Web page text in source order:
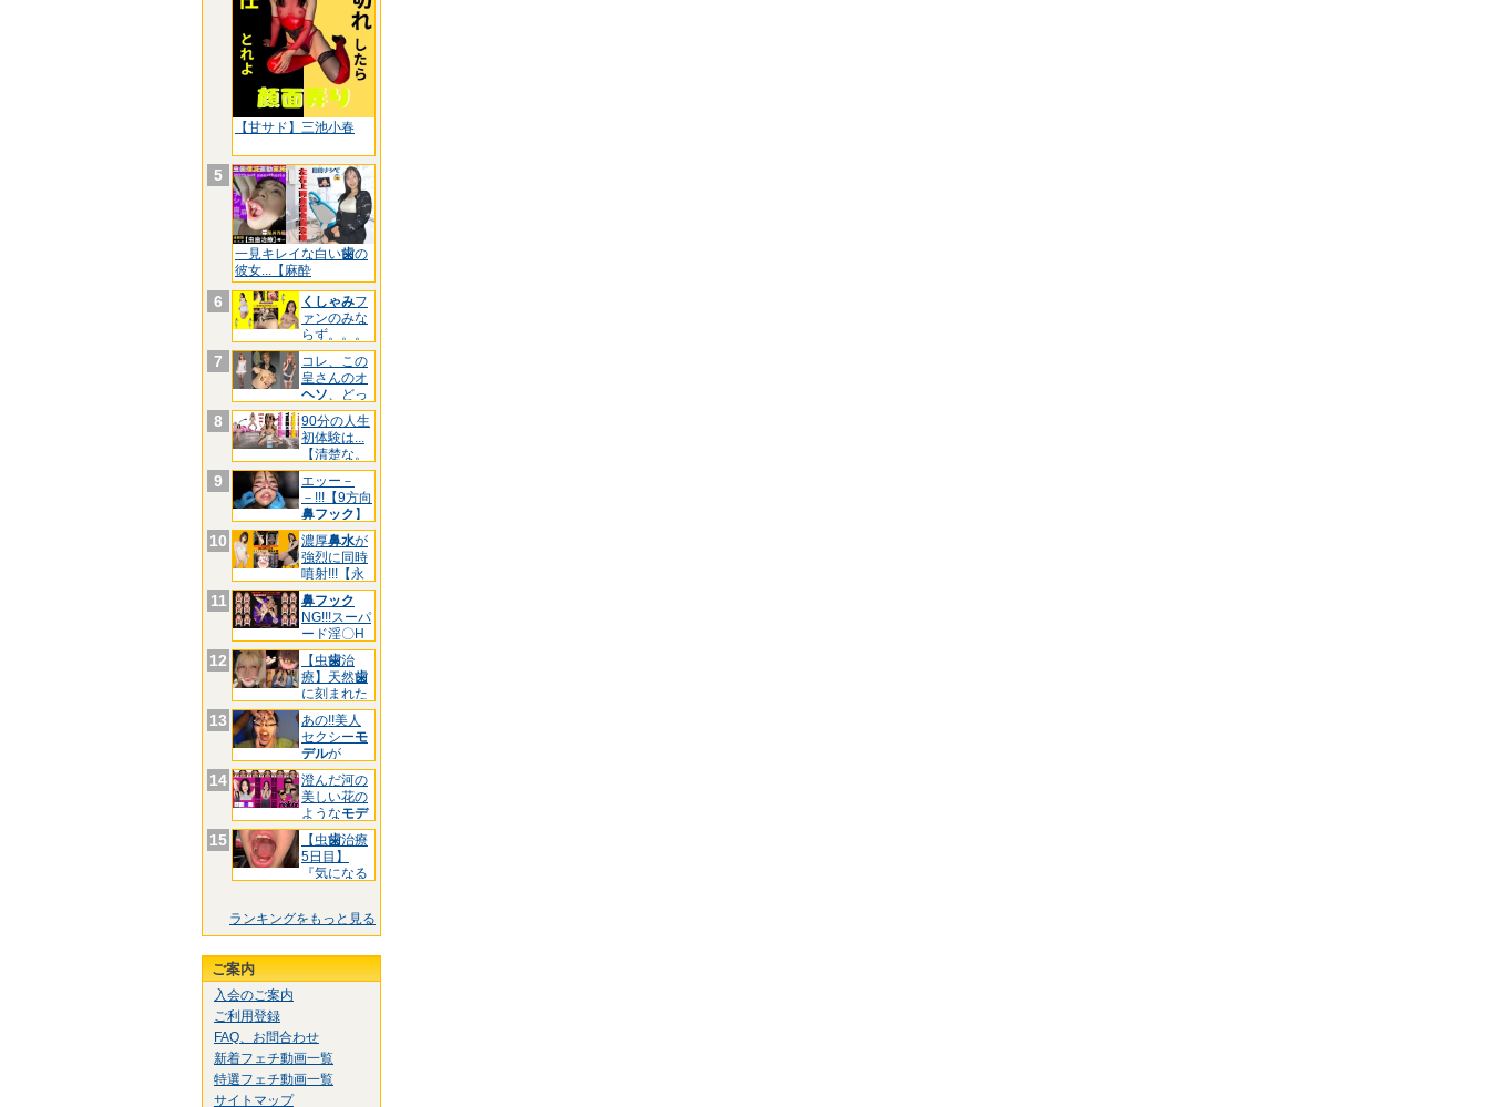
【甘サド】三池小春
5
一見キレイな白い歯の
彼女...【麻酔
6 くしゃみフ
ァンのみな
らず。。。
【三池
7
コレ、この
皇さんのオ
ヘソ、どっ
ちです
8
90分の人生
初体験は...
【清楚な。
9
エッー－
－!!!【9方向
鼻フック 】
マ
10 濃厚鼻水が
強烈に同時
噴射!!!【永
久
11
鼻フック
NG!!!スーパ
ード淫〇H
お
12 【虫歯治
療】天然歯
に刻まれた
黒印‼ゆ
13
あの!!美人
セクシーモ
デルが
&quo
14
澄んだ河の
美しい花の
ようなモデ
ル様!
15 【虫歯治療
5日目】
『気になる
ランキングをもっと見る
ご案内
入会のご案内
ご利用登録
FAQ、お問合わせ
新着フェチ動画一覧
特選フェチ動画一覧
サイトマップ